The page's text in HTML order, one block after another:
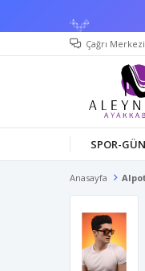
Çağrı
SPOR-
Anasayfa